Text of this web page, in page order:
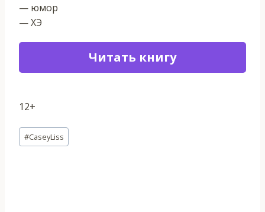
— юмор
— ХЭ
Читать книгу
12+
Метки
записи:
#CaseyLiss